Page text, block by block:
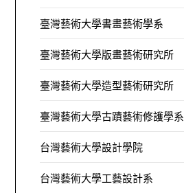
臺灣藝術大學書畫藝術學系
臺灣藝術大學版畫藝術研究所
臺灣藝術大學造型藝術研究所
臺灣藝術大學古蹟藝術修護學系
台灣藝術大學設計學院
台灣藝術大學工藝設計系